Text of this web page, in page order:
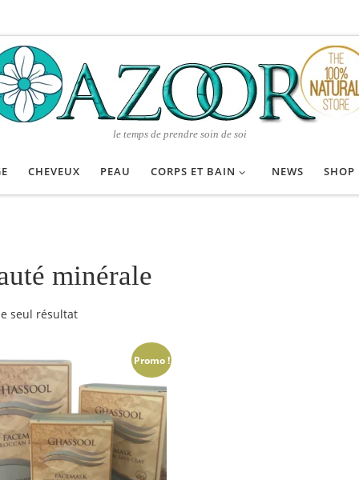
le temps de prendre soin de soi
CHEVEUX PEAU CORPS ET BAIN NEWS SHOP
minérale
seul résultat
Promo !